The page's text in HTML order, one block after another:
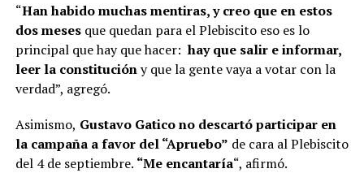
“Han habido muchas mentiras, y creo que en estos
dos mesesque quedan para el Plebiscito eso es lo
principal que hay que hacer:hay que salir e informar,
leer la constitucióny que la gente vaya a votar con la
verdad”, agregó.
Asimismo, Gustavo Gatico no descartó participar en
la campaña a favor del “Apruebo” de cara al Plebiscito
del 4 de septiembre. “Me encantaría“, afirmó.